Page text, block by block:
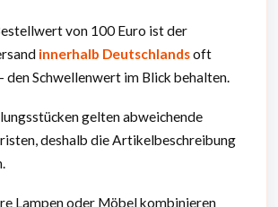
von 100 Euro ist der
innerhalb Deutschlandsoft
den Schwellenwert im Blick behalten.
gelten abweichende
deshalb die Artikelbeschreibung
Lampen oder Möbel kombinieren